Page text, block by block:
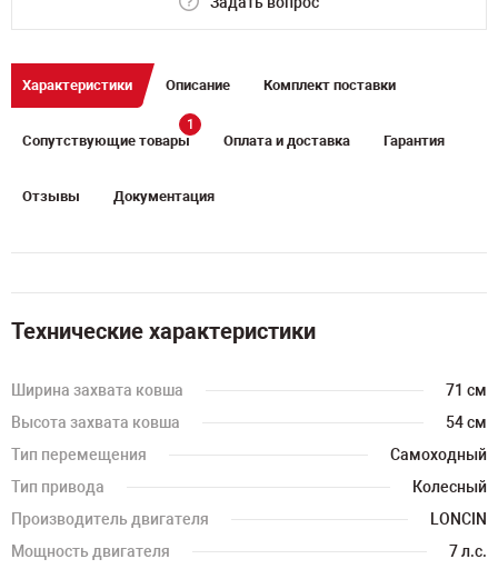
Характеристики Описание Комплект поставки
Сопутствующие товары
1
Оплата и доставка Гарантия
Отзывы Документация
Технические характеристики
Ширина захвата ковша
71 см
Высота захвата ковша
54 см
Тип перемещения
Самоходный
Тип привода
Колесный
Производитель двигателя
LONCIN
Мощность двигателя
7 л.с.